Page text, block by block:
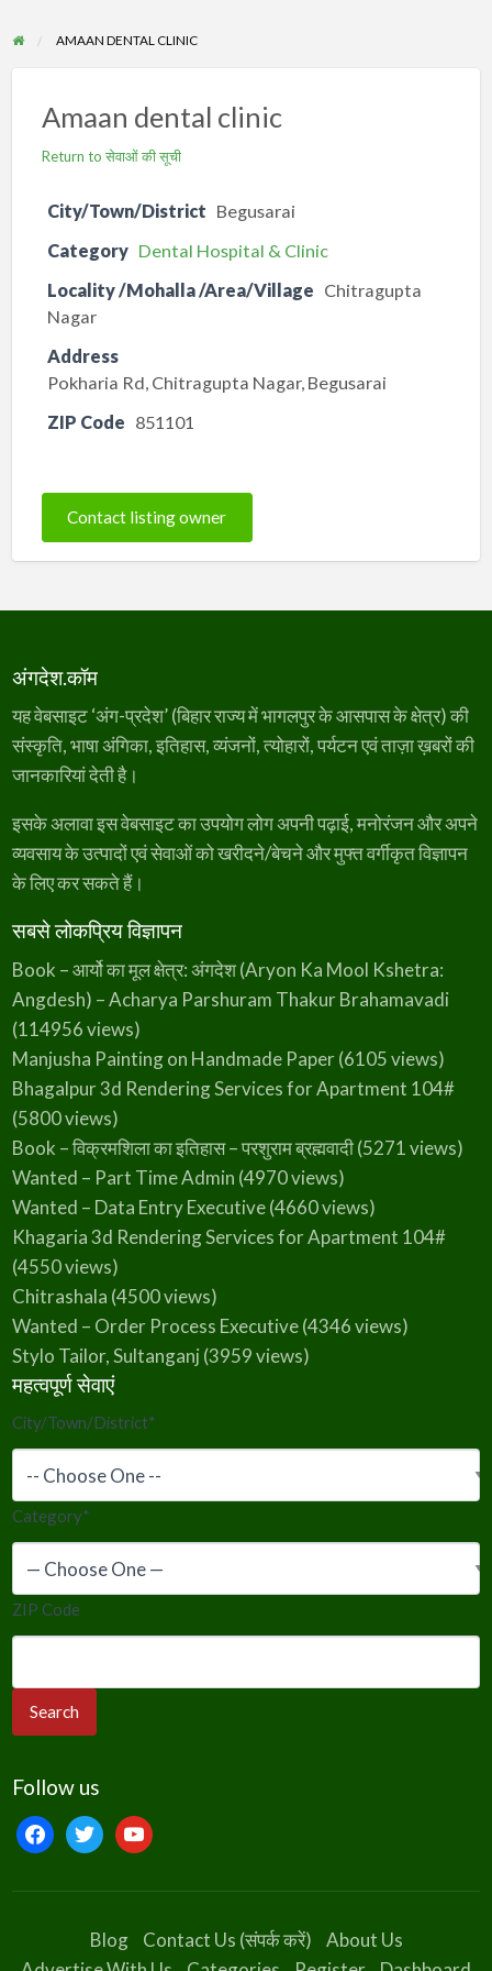
AMAAN DENTAL CLINIC
Amaan dental clinic
Return to सेवाओं की सूची
City/Town/District Begusarai
Category Dental Hospital & Clinic
Locality /Mohalla /Area/Village Chitragupta
Nagar
Address
Pokharia Rd, Chitragupta Nagar, Begusarai
ZIP Code 851101
Contact listing owner
अंगदेश.कॉम
यह वेबसाइट ‘अंग-प्रदेश’ (बिहार राज्य में भागलपुर के आसपास के क्षेत्र) की
संस्कृति, भाषा अंगिका, इतिहास, व्यंजनों, त्योहारों, पर्यटन एवं ताज़ा ख़बरों की
जानकारियां देती है।
इसके अलावा इस वेबसाइट का उपयोग लोग अपनी पढ़ाई, मनोरंजन और अपने
व्यवसाय के उत्पादों एवं सेवाओं को खरीदने/बेचने और मुफ्त वर्गीकृत विज्ञापन
के लिए कर सकते हैं।
सबसे लोकप्रिय विज्ञापन
Book – आर्यो का मूल क्षेत्र: अंगदेश (Aryon Ka Mool Kshetra:
Angdesh) – Acharya Parshuram Thakur Brahamavadi
(114956 views)
Manjusha Painting on Handmade Paper(6105 views)
Bhagalpur 3d Rendering Services for Apartment 104#
(5800 views)
Book – विक्रमशिला का इतिहास – परशुराम ब्रह्मवादी(5271 views)
Wanted – Part Time Admin (4970 views)
Wanted – Data Entry Executive(4660 views)
Khagaria 3d Rendering Services for Apartment 104#
(4550 views)
Chitrashala (4500 views)
Wanted – Order Process Executive(4346 views)
Stylo Tailor, Sultanganj (3959 views)
महत्वपूर्ण सेवाएं
City/Town/District*
Category*
ZIP Code
Follow us
facebooktwitteryoutube
Blog Contact Us (संपर्क करें)
About Us